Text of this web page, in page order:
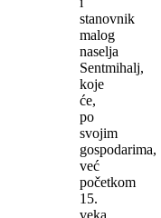
stanovnik
malog
naselja
Sentmihalj,
koje
će,
po
svojim
gospodarima,
već
početkom
15.